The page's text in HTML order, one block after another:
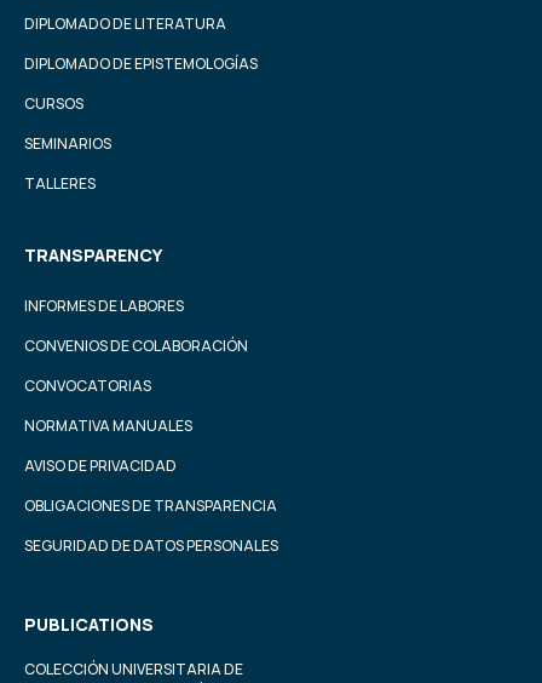
DIPLOMADO DE LITERATURA
DIPLOMADO DE EPISTEMOLOGÍAS
CURSOS
SEMINARIOS
TALLERES
TRANSPARENCY
INFORMES DE LABORES
CONVENIOS DE COLABORACIÓN
CONVOCATORIAS
NORMATIVA MANUALES
AVISO DE PRIVACIDAD
OBLIGACIONES DE TRANSPARENCIA
SEGURIDAD DE DATOS PERSONALES
PUBLICATIONS
COLECCIÓN UNIVERSITARIA DE